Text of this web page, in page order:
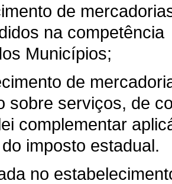
de
na competência
Municípios;
de
sobre serviços, de
complementar
imposto estadual.
no